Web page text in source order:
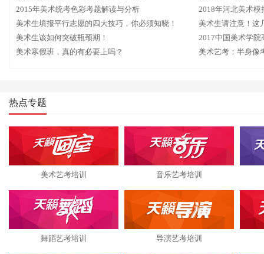
2015年美术统考色彩考题解读与分析
美术生填报平行志愿的四大技巧，你必须知晓！
美术生该如何突破瓶颈期！
美术寒假班，真的有必要上吗？
2018年河北美术
美术生请注意！这
文化线！
2017中国美术学
美术艺考：半身像
热点专题
美术艺考培训 音乐艺考培训
舞蹈艺考培训 导演艺考培训